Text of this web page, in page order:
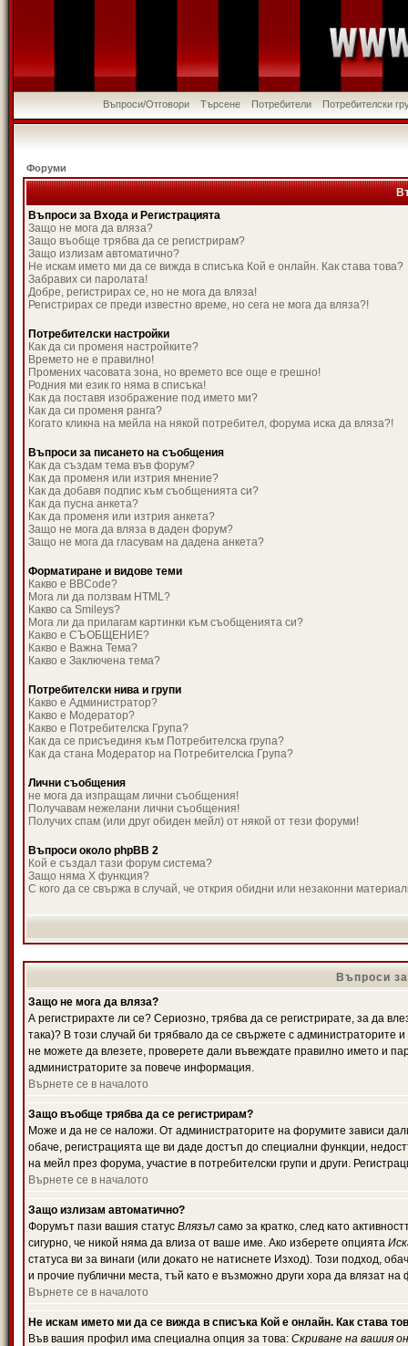
Въпроси/Отговори Търсене Потребители Потребителски
Форуми
Въпроси за Входа и Регистрацията
Защо не мога да вляза?
Защо въобще трябва да се регистрирам?
Защо излизам автоматично?
Не искам името ми да се вижда в списъка Кой е онлайн. Как става това?
Забравих си паролата!
Добре, регистрирах се, но не мога да вляза!
Регистрирах се преди известно време, но сега не мога да вляза?!
Потребителски настройки
Как да си променя настройките?
Времето не е правилно!
Промених часовата зона, но времето все още е грешно!
Родния ми език го няма в списъка!
Как да поставя изображение под името ми?
Как да си променя ранга?
Когато кликна на мейла на някой потребител, форума иска да вляза?!
Въпроси за писането на съобщения
Как да създам тема във форум?
Как да променя или изтрия мнение?
Как да добавя подпис към съобщенията си?
Как да пусна анкета?
Как да променя или изтрия анкета?
Защо не мога да вляза в даден форум?
Защо не мога да гласувам на дадена анкета?
Форматиране и видове теми
Какво е BBCode?
Мога ли да ползвам HTML?
Какво са Smileys?
Мога ли да прилагам картинки към съобщенията си?
Какво е СЪОБЩЕНИЕ?
Какво е Важна Тема?
Какво е Заключена тема?
Потребителски нива и групи
Какво е Администратор?
Какво е Модератор?
Какво е Потребителска Група?
Как да се присъединя към Потребителска група?
Как да стана Модератор на Потребителска Група?
Лични съобщения
не мога да изпращам лични съобщения!
Получавам нежелани лични съобщения!
Получих спам (или друг обиден мейл) от някой от тези форуми!
Въпроси около phpBB 2
Кой е създал тази форум система?
Защо няма X функция?
С кого да се свържа в случай, че открия обидни или незаконни
Въпроси
Защо не мога да вляза?
А регистрирахте ли се? Сериозно, трябва да се регистрирате, за да
така)? В този случай би трябвало да се свържете с администраторите
не можете да влезете, проверете дали въвеждате правилно името и
администраторите за повече информация.
Върнете се в началото
Защо въобще трябва да се регистрирам?
Може и да не се наложи. От администраторите на форумите зависи
обаче, регистрацията ще ви даде достъп до специални функции,
на мейл през форума, участие в потребителски групи и други.
Върнете се в началото
Защо излизам автоматично?
Форумът пази вашия статус Влязъл само за кратко, след като
сигурно, че никой няма да влиза от ваше име. Ако изберете опцията
статуса ви за винаги (или докато не натиснете Изход). Този подход,
и прочие публични места, тъй като е възможно други хора да влязат
Върнете се в началото
Не искам името ми да се вижда в списъка Кой е онлайн. Как става
Във вашия профил има специална опция за това: Скриване на вашия